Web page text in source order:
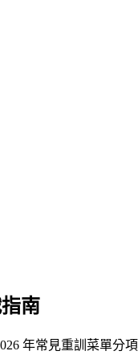
南
年常見重訓菜單分